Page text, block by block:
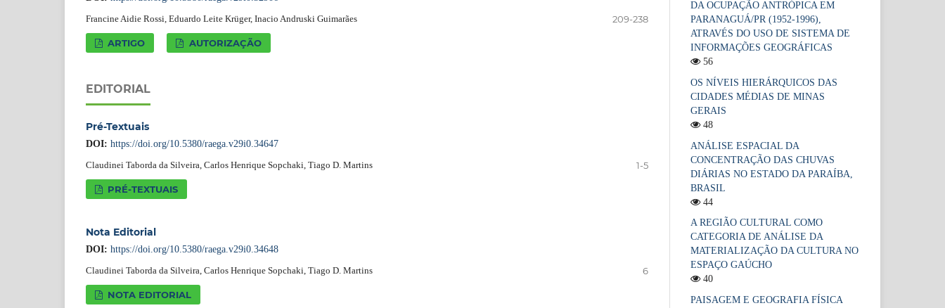
Francine Aidie Rossi, Eduardo Leite Krüger, Inacio Andruski Guimarães
209-238
ARTIGO AUTORIZAÇÃO
EDITORIAL
Pré-Textuais
DOI: https://doi.org/10.5380/raega.v29i0.34647
Claudinei Taborda da Silveira, Carlos Henrique Sopchaki, Tiago D. Martins
1-5
PRÉ-TEXTUAIS
Nota Editorial
DOI: https://doi.org/10.5380/raega.v29i0.34648
Claudinei Taborda da Silveira, Carlos Henrique Sopchaki, Tiago D. Martins
6
NOTA EDITORIAL
DA OCUPAÇÃO ANTRÓPICA EM
PARANAGUÁ/PR (1952-1996),
ATRAVÉS DO USO DE SISTEMA DE
INFORMAÇÕES GEOGRÁFICAS
56
OS NÍVEIS HIERÁRQUICOS DAS
CIDADES MÉDIAS DE MINAS
GERAIS
48
ANÁLISE ESPACIAL DA
CONCENTRAÇÃO DAS CHUVAS
DIÁRIAS NO ESTADO DA PARAÍBA,
BRASIL
44
A REGIÃO CULTURAL COMO
CATEGORIA DE ANÁLISE DA
MATERIALIZAÇÃO DA CULTURA NO
ESPAÇO GAÚCHO
40
PAISAGEM E GEOGRAFIA FÍSICA